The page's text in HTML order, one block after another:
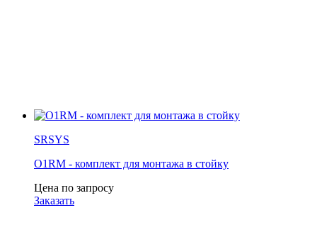
SRSYS
O1RM - комплект для монтажа в стойку
Цена по запросу
Заказать